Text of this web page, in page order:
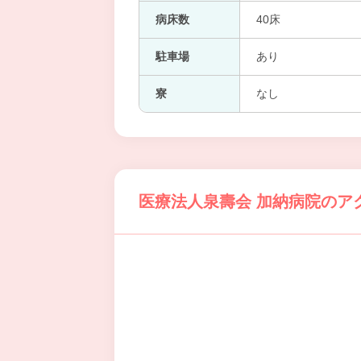
病床数 40床
駐車場 あり
寮 なし
医療法人泉壽会 加納病院のア